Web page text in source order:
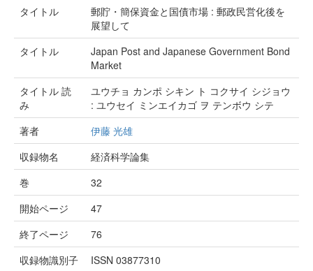
タイトル
郵貯・簡保資金と国債市場 : 郵政民営化後を
展望して
タイトル
Japan Post and Japanese Government Bond
Market
タイトル 読
み
ユウチョ カンポ シキン ト コクサイ シジョウ
: ユウセイ ミンエイカゴ ヲ テンボウ シテ
著者
伊藤 光雄
収録物名
経済科学論集
巻
32
開始ページ
47
終了ページ
76
収録物識別子
ISSN 03877310